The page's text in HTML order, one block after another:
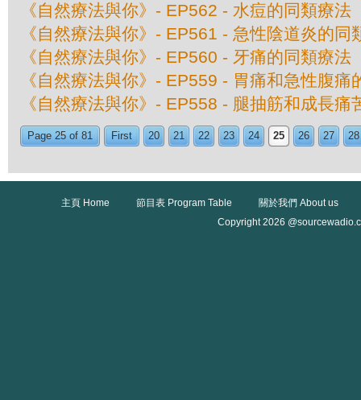
《自然療法與你》- EP562 - 水痘的同類療法
《自然療法與你》- EP561 - 急性陰道炎的同
《自然療法與你》- EP560 - 牙痛的同類療法
《自然療法與你》- EP559 - 胃痛和急性腹痛
《自然療法與你》- EP558 - 腿抽筋和成長痛
Page 25 of 81 First 20 21 22 23 24 25 26 27 28
主頁 Home 節目表 Program Table
關於我們 About us
Copyright 2026